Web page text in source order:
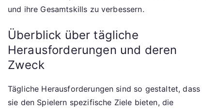
und ihre Gesamtskills zu verbessern.
Überblick über tägliche
Herausforderungen und deren
Zweck
Tägliche Herausforderungen sind so gestaltet, dass
sie den Spielern spezifische Ziele bieten, die